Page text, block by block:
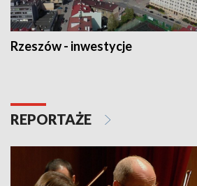
Rzeszów - inwestycje
REPORTAŻE